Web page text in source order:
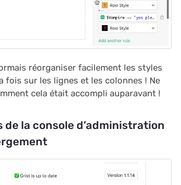
réorganiser facilement les styles
fois sur les lignes et les colonnes ! Ne
cela était accompli auparavant !
la console d’administration